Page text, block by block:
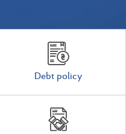
Debt policy